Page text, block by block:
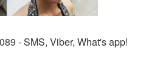
- SMS, Viber, What's app!